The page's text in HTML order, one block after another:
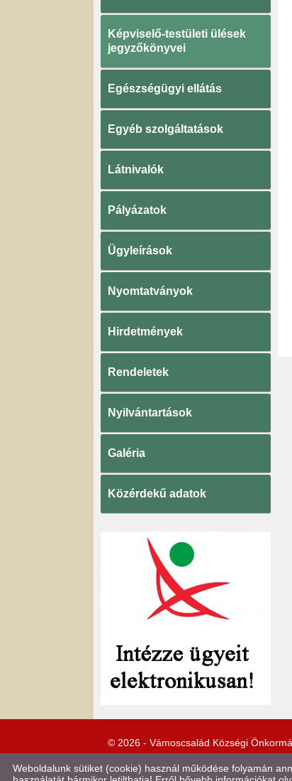
Képviselő-testületi ülések
jegyzőkönyvei
Egészségügyi ellátás
Egyéb szolgáltatások
Látnivalók
Pályázatok
Ügyleírások
Nyomtatványok
Hirdetmények
Rendeletek
Nyilvántartások
Galéria
Közérdekű adatok
© 2026 - Vámoscsalád Községi
Weboldalunk sütiket (cookie) használ működése folyamán